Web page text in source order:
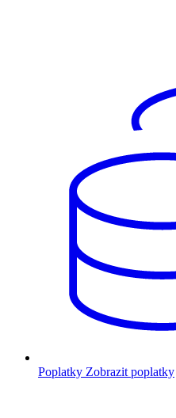
Poplatky Zobrazit poplatky